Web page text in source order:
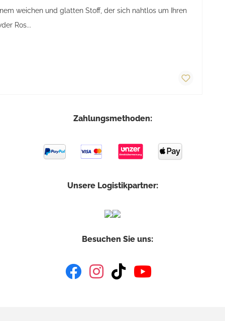
weichen und glatten Stoff, der sich nahtlos um Ihren
Ros...
Zahlungsmethoden:
Unsere Logistikpartner:
Besuchen Sie uns: